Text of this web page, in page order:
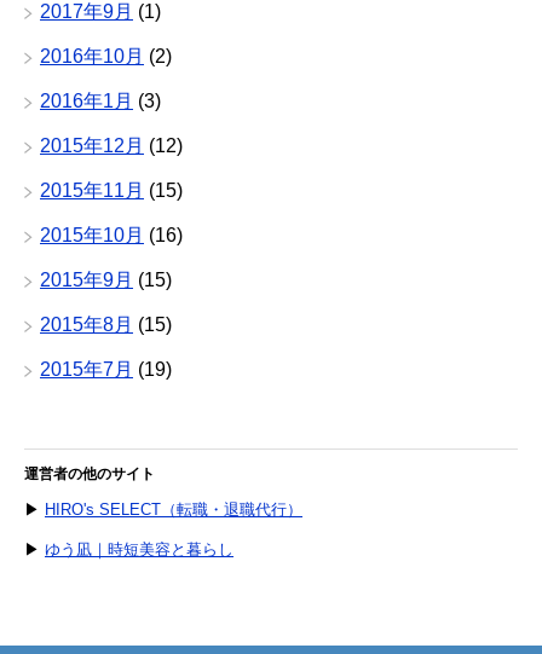
2017年9月 (1)
2016年10月 (2)
2016年1月 (3)
2015年12月 (12)
2015年11月 (15)
2015年10月 (16)
2015年9月 (15)
2015年8月 (15)
2015年7月 (19)
運営者の他のサイト
▶ HIRO's SELECT（転職・退職代行）
▶ ゆう凪｜時短美容と暮らし